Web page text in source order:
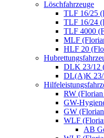
Löschfahrzeuge
TLF 16/25
TLF 16/24
TLF 4000
MLF
HLF 20
DLK 23/12
DL(A)K 23/
RW
GW-
GW
WLF
AB